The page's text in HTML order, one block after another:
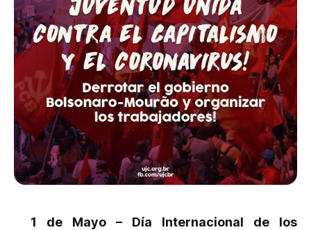
1 de Mayo – Día Internacional de los